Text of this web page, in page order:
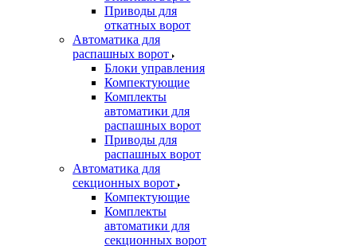
Приводы для
откатных ворот
Автоматика для
распашных ворот
Блоки управления
Компектующие
Комплекты
автоматики для
распашных ворот
Приводы для
распашных ворот
Автоматика для
секционных ворот
Компектующие
Комплекты
автоматики для
секционных ворот